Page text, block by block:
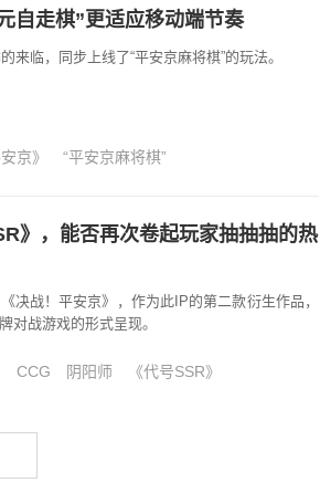
自走棋”更适应移动端节奏
来临，同步上线了“平安京麻将棋”的玩法。
京》 “平安京麻将棋”
》，能否再次卷起玩家抽抽抽的热
决战！平安京》，作为此IP的第二款衍生作品，
对战游戏的形式呈现。
CCG 阴阳师 《代号SSR》